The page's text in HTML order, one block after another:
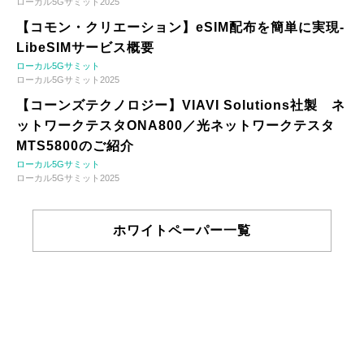
【コモン・クリエーション】eSIM配布を簡単に実現-
LibeSIMサービス概要
ローカル5Gサミット
ローカル5Gサミット2025
【コーンズテクノロジー】VIAVI Solutions社製 ネ
ットワークテスタONA800／光ネットワークテスタ
MTS5800のご紹介
ローカル5Gサミット
ローカル5Gサミット2025
ホワイトペーパー一覧